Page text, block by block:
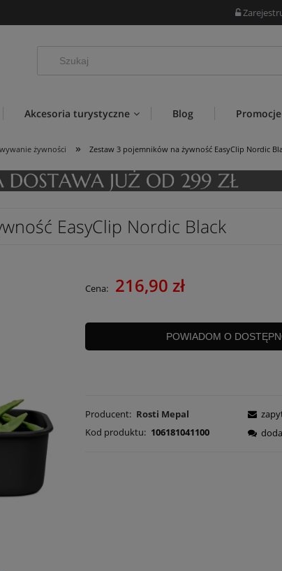
Akcesoria turystyczne Blog Promocje
żywności » Zestaw 3 pojemników na żywność EasyClip Nordic
EasyClip Nordic Black
Cena: 216,90 zł
POWIADOM O
Producent: Rosti Mepal
Kod produktu: 106181041100